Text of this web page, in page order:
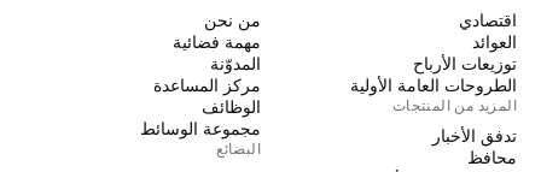
اقتصادي
العوائد
توزيعات الأرباح
الطروحات العامة الأولية
المزيد من المنتجات
تدفق الأخبار
محافظ
من نحن
مهمة فضائية
المدوّنة
مركز المساعدة
الوظائف
مجموعة الوسائط
البضائع